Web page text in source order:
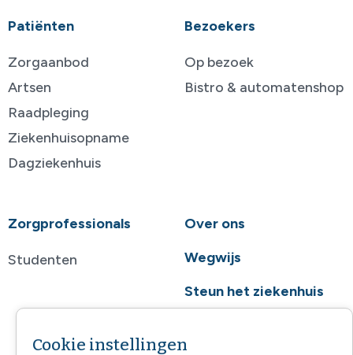
Patiënten
Zorgaanbod
Artsen
Raadpleging
Ziekenhuisopname
Dagziekenhuis
Bezoekers
Op bezoek
Bistro & automatenshop
Zorgprofessionals
Studenten
Over ons
Wegwijs
Steun het ziekenhuis
Cookie instellingen